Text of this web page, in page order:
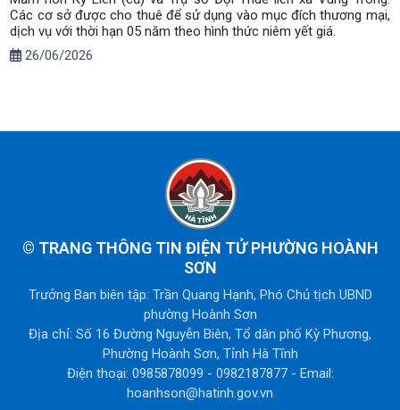
Các cơ sở được cho thuê để sử dụng vào mục đích thương mại,
dịch vụ với thời hạn 05 năm theo hình thức niêm yết giá.
26/06/2026
© TRANG THÔNG TIN ĐIỆN TỬ PHƯỜNG HOÀNH
SƠN
Trưởng Ban biên tập: Trần Quang Hạnh, Phó Chủ tịch UBND
phường Hoành Sơn
Địa chỉ: Số 16 Đường Nguyễn Biên, Tổ dân phố Kỳ Phương,
Phường Hoành Sơn, Tỉnh Hà Tĩnh
Điện thoại: 0985878099 - 0982187877 - Email:
hoanhson@hatinh.gov.vn